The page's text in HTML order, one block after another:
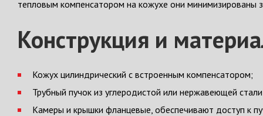
тепловым компенсатором на кожухе они минимизированы
Конструкция и
Кожух цилиндрический с встроенным компенсатором;
Трубный пучок из углеродистой или нержавеющей
Камеры и крышки фланцевые, обеспечивают доступ к